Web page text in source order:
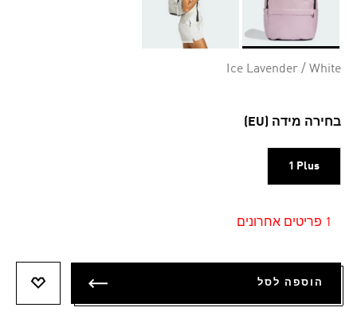
Ice Lavender / White
בחירה מידה (EU)
1 Plus
1 פריטים אחרונים
הוספה לסל